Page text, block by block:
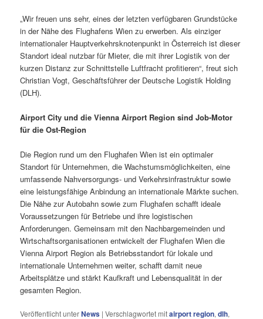
„Wir freuen uns sehr, eines der letzten verfügbaren Grundstücke
in der Nähe des Flughafens Wien zu erwerben. Als einziger
internationaler Hauptverkehrsknotenpunkt in Österreich ist dieser
Standort ideal nutzbar für Mieter, die mit ihrer Logistik von der
kurzen Distanz zur Schnittstelle Luftfracht profitieren“, freut sich
Christian Vogt, Geschäftsführer der Deutsche Logistik Holding
(DLH).
Airport City und die Vienna Airport Region sind Job-Motor
für die Ost-Region
Die Region rund um den Flughafen Wien ist ein optimaler
Standort für Unternehmen, die Wachstumsmöglichkeiten, eine
umfassende Nahversorgungs- und Verkehrsinfrastruktur sowie
eine leistungsfähige Anbindung an internationale Märkte suchen.
Die Nähe zur Autobahn sowie zum Flughafen schafft ideale
Voraussetzungen für Betriebe und ihre logistischen
Anforderungen. Gemeinsam mit den Nachbargemeinden und
Wirtschaftsorganisationen entwickelt der Flughafen Wien die
Vienna Airport Region als Betriebsstandort für lokale und
internationale Unternehmen weiter, schafft damit neue
Arbeitsplätze und stärkt Kaufkraft und Lebensqualität in der
gesamten Region.
Veröffentlicht unterNews |Verschlagwortet mitairport region,dlh,